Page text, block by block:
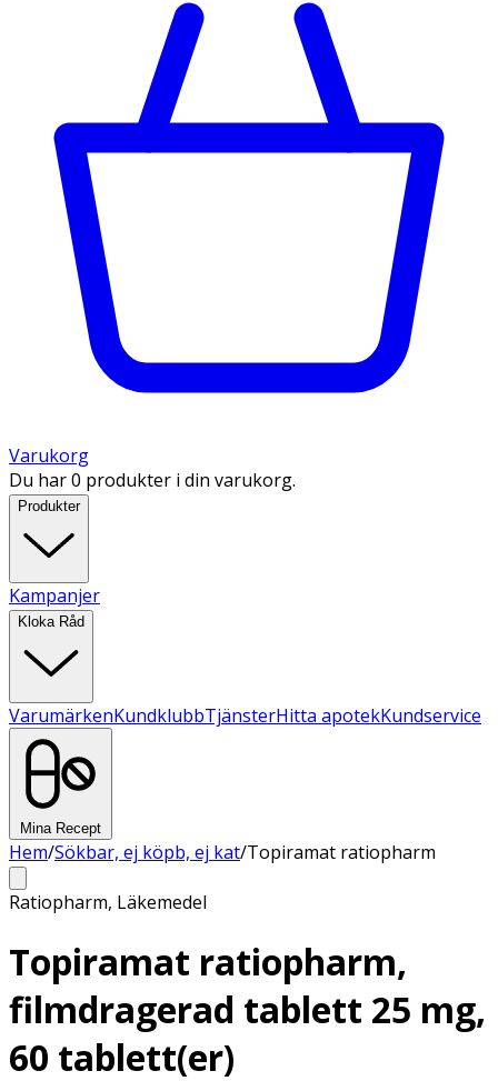
Varukorg
Du har 0 produkter i din varukorg.
Produkter
Kampanjer
Kloka Råd
VarumärkenKundklubbTjänsterHitta apotekKundservice
Mina Recept
Hem/Sökbar, ej köpb, ej kat/Topiramat ratiopharm
Ratiopharm, Läkemedel
Topiramat ratiopharm,
filmdragerad tablett 25 mg,
60 tablett(er)